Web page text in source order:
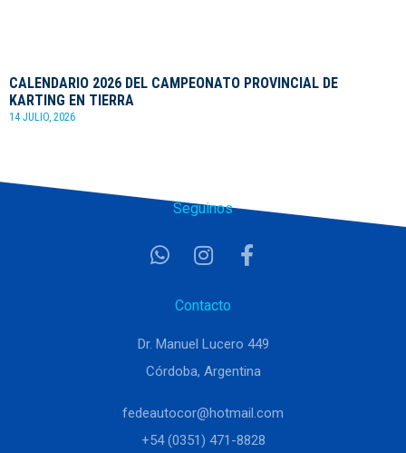
CALENDARIO 2026 DEL CAMPEONATO PROVINCIAL DE
KARTING EN TIERRA
14 JULIO, 2026
Seguinos
Contacto
Dr. Manuel Lucero 449
Córdoba, Argentina
fedeautocor@hotmail.com
+54 (0351) 471-8828